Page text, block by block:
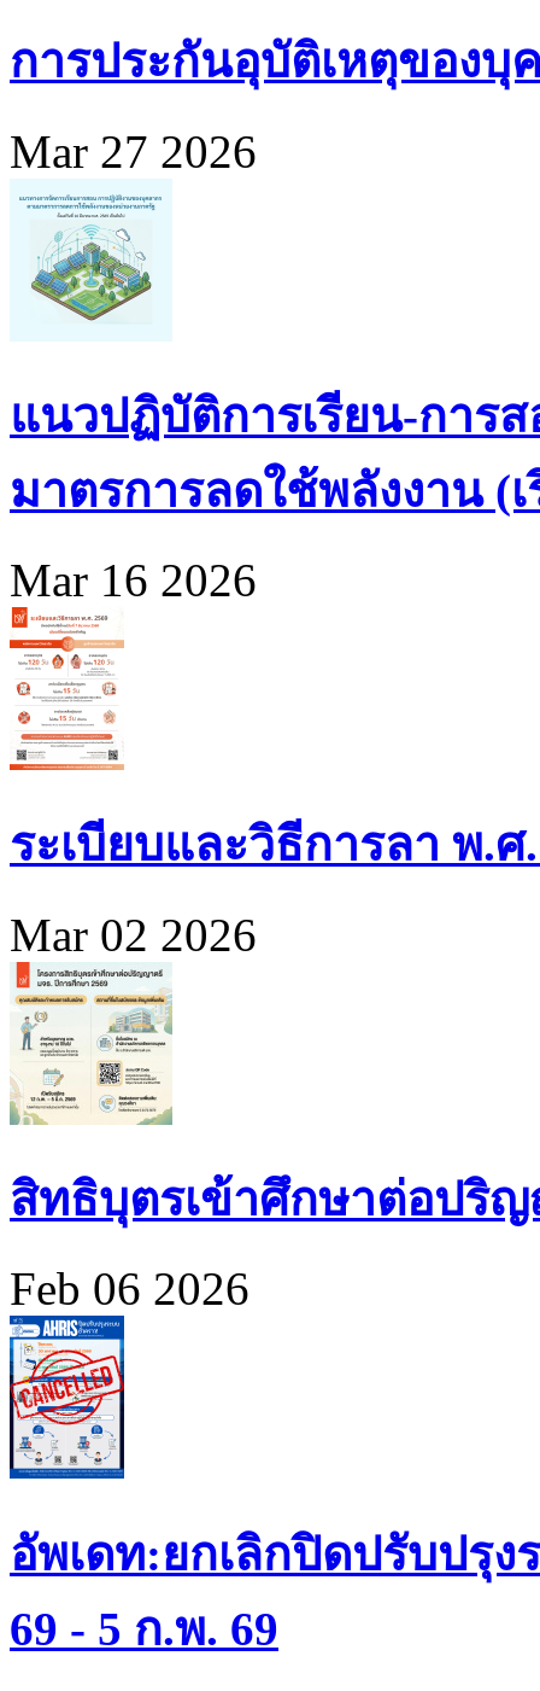
การประกันอุบัติเหตุของบุ
Mar 27 2026
แนวปฏิบัติการเรียน-การ
มาตรการลดใช้พลังงาน (เ
Mar 16 2026
ระเบียบและวิธีการลา พ.ศ.
Mar 02 2026
สิทธิบุตรเข้าศึกษาต่อปริญ
Feb 06 2026
อัพเดท:ยกเลิกปิดปรับปรุ
69 - 5 ก.พ. 69